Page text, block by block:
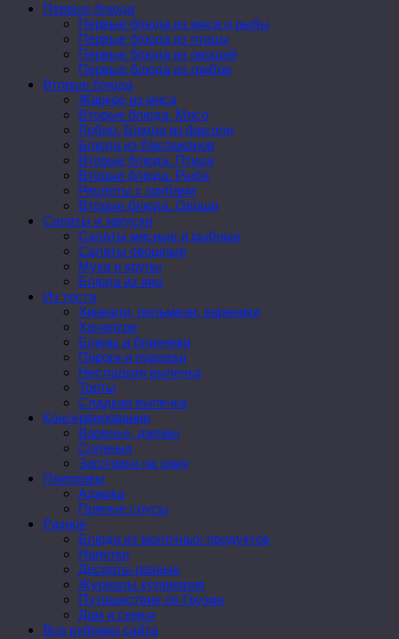
Первые блюда
Первые блюда из мяса и рыбы
Первые блюда из птицы
Первые блюда из овощей
Первые блюда из грибов
Вторые блюда
Жаркое из мяса
Вторые блюда. Мясо
Лобио. Блюда из фасоли
Блюда из баклажанов
Вторые блюда. Птица
Вторые блюда. Рыба
Рецепты с грибами
Вторые блюда. Овощи
Салаты и закуски
Салаты мясные и рыбные
Салаты овощные
Мука и крупы
Блюда из яиц
Из теста
Хинкали, пельмени, вареники
Хачапури
Блины и блинчики
Пироги и пирожки
Несладкая выпечка
Торты
Сладкая выпечка
Консервирование
Варенье, джемы
Соленья
Заготовки на зиму
Приправы
Аджика
Пряные соусы
Разное
Блюда из молочных продуктов
Напитки
Десерты разные
Журналы кулинария
Путешествие по Грузии
Дом и семья
Все рубрики сайта